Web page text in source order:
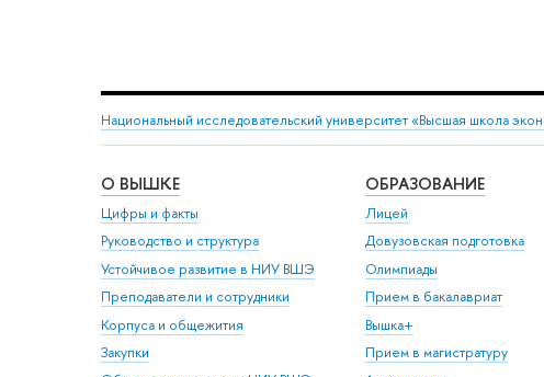
Национальный исследовательский университет «Высшая школа
О ВЫШКЕ
Цифры и факты
Руководство и структура
Устойчивое развитие в НИУ ВШЭ
Преподаватели и сотрудники
Корпуса и общежития
Закупки
ОБРАЗОВАНИЕ
Лицей
Довузовская подготовка
Олимпиады
Прием в бакалавриат
Вышка+
Прием в магистратуру